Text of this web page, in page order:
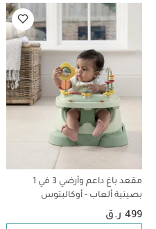
مقعد باغ داعم وأرضي 3 في 1
بصينية ألعاب - أوكالبتوس
499 ر.ق